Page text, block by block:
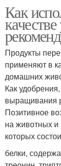
Как
Продукты
применяют в
домашних
Как
выращивания
Позитивное
на животных и
которых
белки,